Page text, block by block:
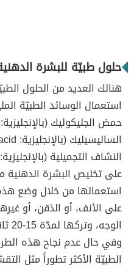
حلول طبيّة للبشرة
هنالك العديد من الحلول
استعمال الوسائد الطبيّة
على تخليص البشرة الدهنية
استعمالها من خلال وضع هذه
على الأنف، أو الذقن، أو
وفي حال عدم نجاح هذه
الطبيّة الأكثر تطوراً مثل